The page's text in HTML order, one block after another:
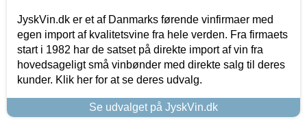
JyskVin.dk er et af Danmarks førende vinfirmaer med
egen import af kvalitetsvine fra hele verden. Fra firmaets
start i 1982 har de satset på direkte import af vin fra
hovedsageligt små vinbønder med direkte salg til deres
kunder. Klik her for at se deres udvalg.
Se udvalget på JyskVin.dk